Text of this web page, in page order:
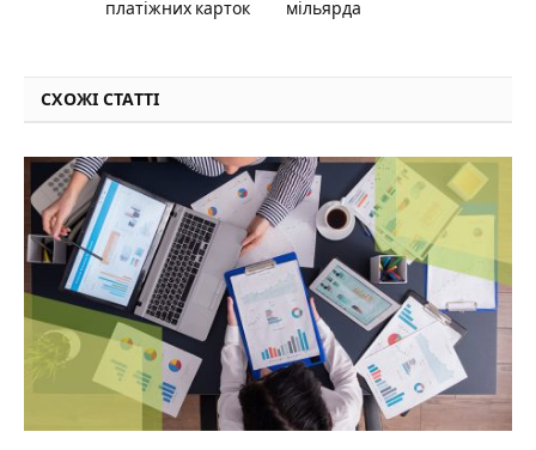
платіжних карток мільярда
СХОЖІ СТАТТІ